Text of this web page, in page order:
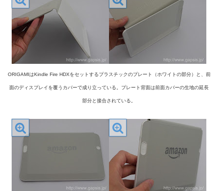
ORIGAMIはKindle Fire HDXをセットするプラスチックのプレート（ホワイトの部分）と、前
面のディスプレイを覆うカバーで成り立っている。プレート背面は前面カバーの生地の延長
部分と接合されている。